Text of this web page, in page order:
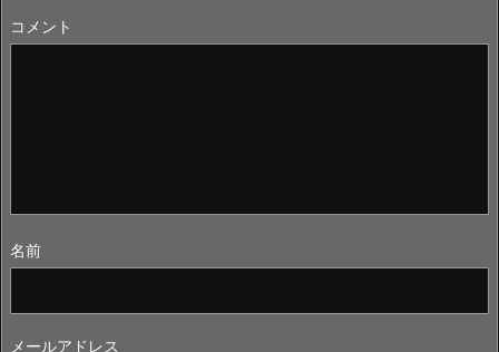
コメント
名前
メールアドレス